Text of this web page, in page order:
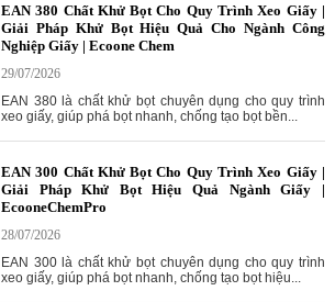
EAN 380 Chất Khử Bọt Cho Quy Trình Xeo Giấy |
Giải Pháp Khử Bọt Hiệu Quả Cho Ngành Công
Nghiệp Giấy | Ecoone Chem
29/07/2026
EAN 380 là chất khử bọt chuyên dụng cho quy trình
xeo giấy, giúp phá bọt nhanh, chống tạo bọt bền...
EAN 300 Chất Khử Bọt Cho Quy Trình Xeo Giấy |
Giải Pháp Khử Bọt Hiệu Quả Ngành Giấy |
EcooneChemPro
28/07/2026
EAN 300 là chất khử bọt chuyên dụng cho quy trình
xeo giấy, giúp phá bọt nhanh, chống tạo bọt hiệu...